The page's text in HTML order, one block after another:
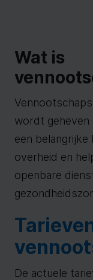
Wat is
wordt geheven
een
overheid en
openbare
De actuele